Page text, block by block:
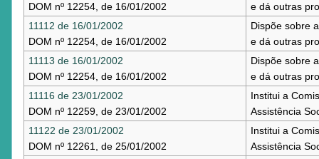
DOM nº 12254, de 16/01/2002
e dá outras
11112 de 16/01/2002
DOM nº 12254, de 16/01/2002
Dispõe sobre
e dá outras
11113 de 16/01/2002
DOM nº 12254, de 16/01/2002
Dispõe sobre
e dá outras
11116 de 23/01/2002
DOM nº 12259, de 23/01/2002
Institui a
Assistência
11122 de 23/01/2002
DOM nº 12261, de 25/01/2002
Institui a
Assistência